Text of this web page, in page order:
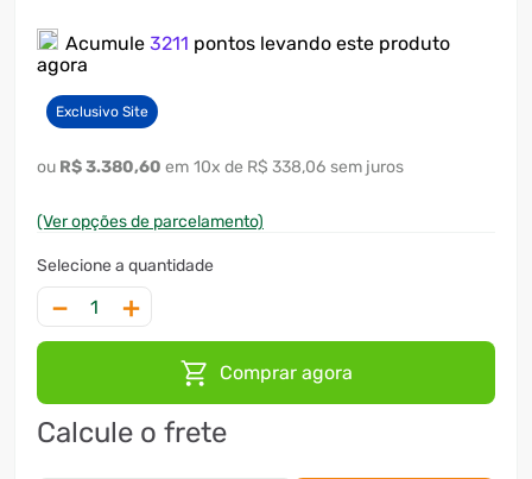
Acumule 3211 pontos levando este produto
agora
Exclusivo Site
R$3.380,60 10x R$ 338,06 sem juros
(Ver opções de parcelamento)
＋
－
Comprar agora
Calcule o frete
7 º
motosserra
8
9º
climatizador
10º lavadora